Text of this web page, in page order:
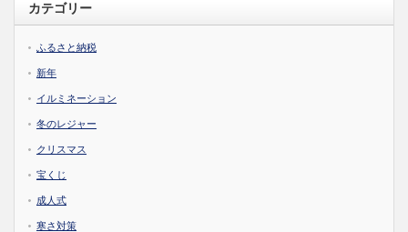
カテゴリー
ふるさと納税
新年
イルミネーション
冬のレジャー
クリスマス
宝くじ
成人式
寒さ対策